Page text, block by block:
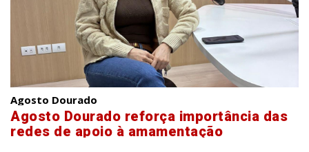
Agosto Dourado
Agosto Dourado reforça importância das
redes de apoio à amamentação